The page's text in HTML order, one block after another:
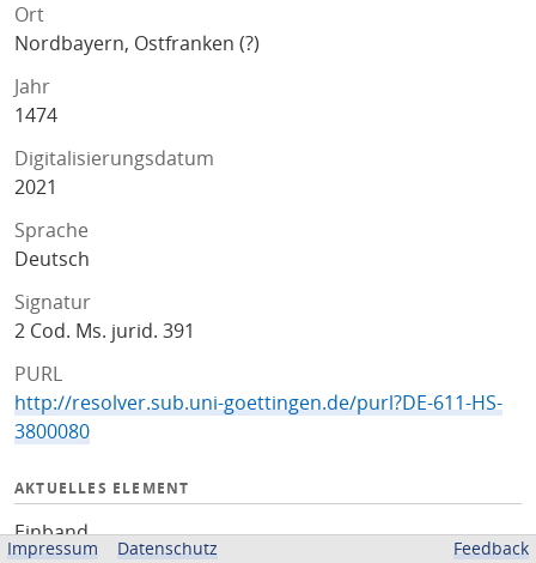
Ort
Nordbayern, Ostfranken (?)
Jahr
1474
Digitalisierungsdatum
2021
Sprache
Deutsch
Signatur
2 Cod. Ms. jurid. 391
PURL
http://resolver.sub.uni-goettingen.de/purl?DE-611-HS-
3800080
AKTUELLES ELEMENT
Einband
Impressum Datenschutz Feedback